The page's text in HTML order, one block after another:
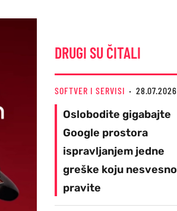
DRUGI SU ČITALI
SOFTVER I SERVISI 28.07.2026
Oslobodite gigabajte
Google prostora
ispravljanjem jedne
greške koju nesvesno
pravite